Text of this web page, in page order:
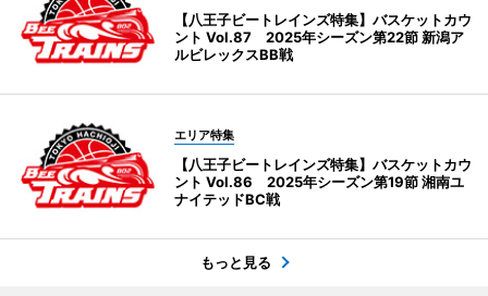
【八王子ビートレインズ特集】バスケットカウ
ント Vol.87 2025年シーズン第22節 新潟ア
ルビレックスBB戦
エリア特集
【八王子ビートレインズ特集】バスケットカウ
ント Vol.86 2025年シーズン第19節 湘南ユ
ナイテッドBC戦
もっと見る